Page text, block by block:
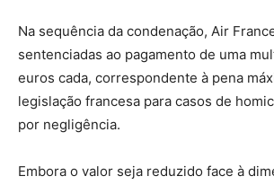
Na sequência da condenação, Air
sentenciadas ao pagamento de uma
euros cada, correspondente à pena
legislação francesa para casos de
por negligência.
Embora o valor seja reduzido face à